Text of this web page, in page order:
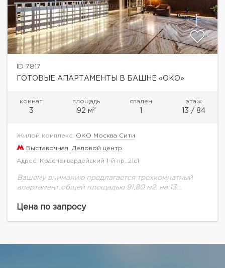
ID 7817
ГОТОВЫЕ АПАРТАМЕНТЫ В БАШНЕ «ОКО»
комнат
3
площадь
92 м2
спален
1
этаж
13 / 84
Жилой комплекс: ОКО Москва Сити
Выставочная Деловой центр
Адрес: Красногвардейский 1-й пр. 21с1
Вашему вниманию предлагается трехкомнатный
апартамент общей площадью 91,80 м2. на 13
авторским дизайн-проектам, качественный ремонт,
Цена по запросу